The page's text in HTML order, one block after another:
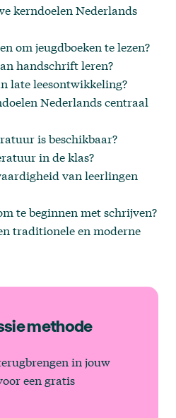
kerndoelen Nederlands
om jeugdboeken te lezen?
handschrift leren?
late leesontwikkeling?
Nederlands centraal
is beschikbaar?
in de klas?
van leerlingen
te beginnen met schrijven?
traditionele en moderne
methode
in jouw
een gratis